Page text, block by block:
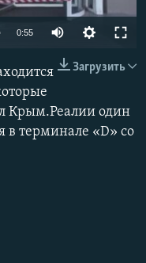
0:55
Загрузить
Крым.Реалии один
в терминале «D» со